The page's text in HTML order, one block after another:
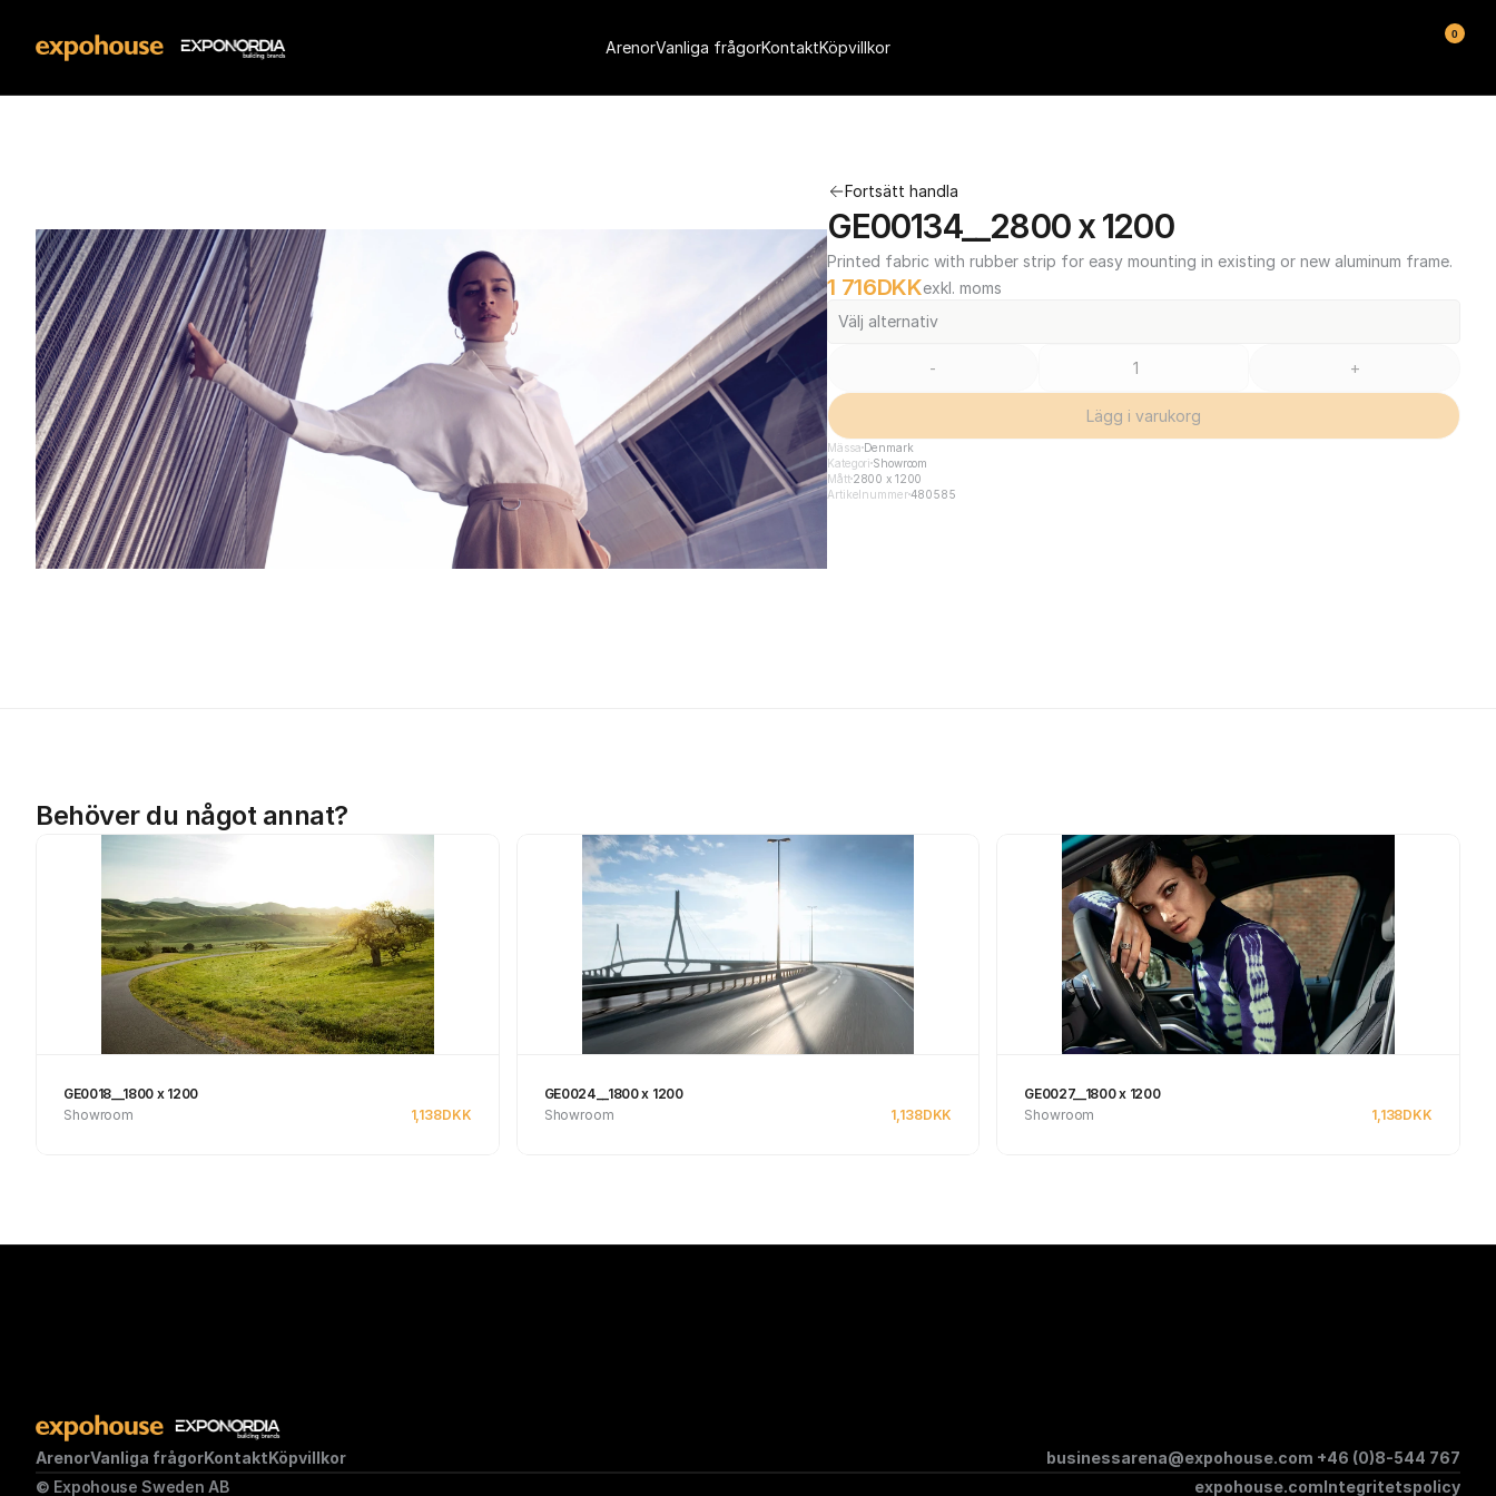
Fortsätt handla
GE00134__2800 x 1200
Printed fabric with rubber strip for easy mounting in existing or new aluminum frame.
1 716DKKexkl. moms
Välj alternativ
- +
Lägg i varukorg
Mässa Denmark
Kategori Showroom
Mått2800 x 1200
Artikelnummer480585
Behöver du något annat?
GE0018__1800 x 1200
Showroom
1,138DKK
GE0024__1800 x 1200
Showroom
1,138DKK
GE0027__1800 x 1200
Showroom
1,138DKK
ArenorVanliga frågorKontaktKöpvillkor businessarena@expohouse.com +46 (0)8-544 767
© Expohouse Sweden AB
expohouse.comIntegritetspolicy
ArenorVanliga frågorKontaktKöpvillkor
0